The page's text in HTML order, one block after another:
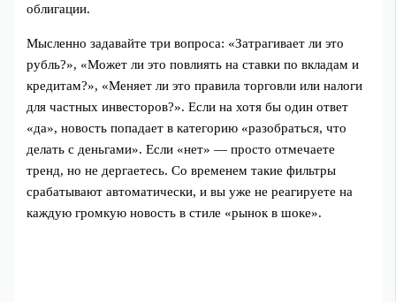
облигации.
Мысленно задавайте три вопроса: «Затрагивает ли это
рубль?», «Может ли это повлиять на ставки по вкладам и
кредитам?», «Меняет ли это правила торговли или налоги
для частных инвесторов?». Если на хотя бы один ответ
«да», новость попадает в категорию «разобраться, что
делать с деньгами». Если «нет» — просто отмечаете
тренд, но не дергаетесь. Со временем такие фильтры
срабатывают автоматически, и вы уже не реагируете на
каждую громкую новость в стиле «рынок в шоке».